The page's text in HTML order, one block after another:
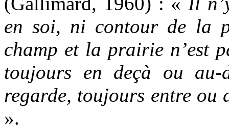
en soi, ni contour de la
champ et la prairie n’est
toujours en deçà ou
regarde, toujours entre ou
».